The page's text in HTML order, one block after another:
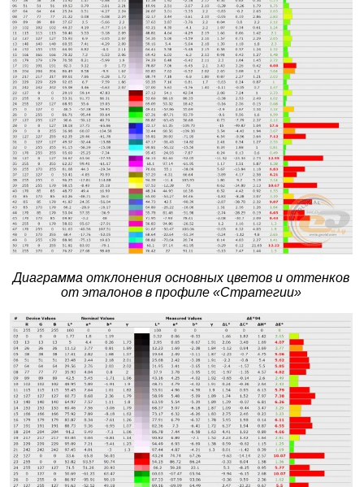
Диаграмма отклонения основных цветов и оттенков
от эталонов в профиле «Стратегии»